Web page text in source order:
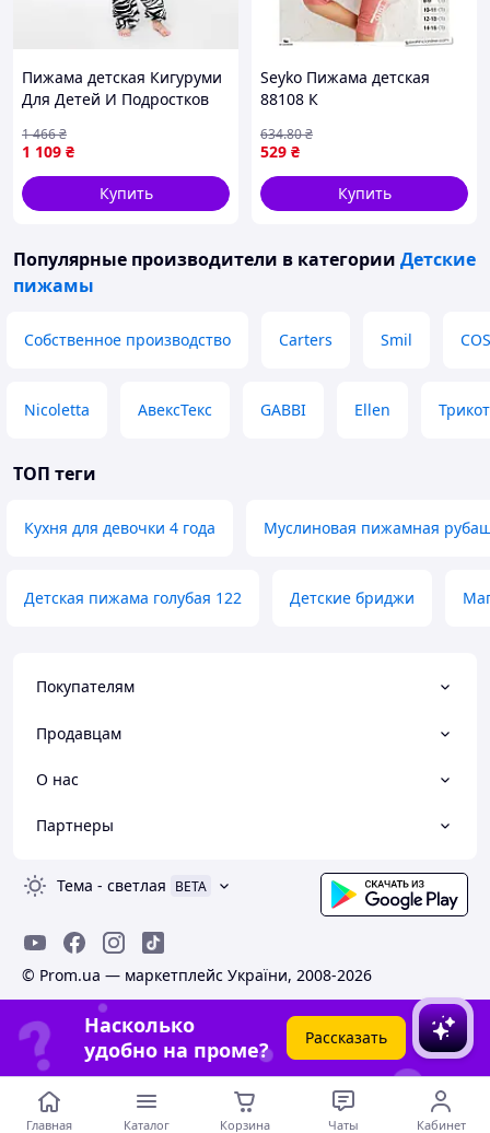
Пижама детская Кигуруми
Для Детей И Подростков
Kigurumi Adver Піжама
дитяча Кігурумі Для Дітей І
Підлітків Зебра
1 109 ₴
1 466₴
Купить
Seyko Пижама детская
88108 К
529 ₴
634.80₴
Купить
Популярные производители в категории Детские
пижамы
Собственное производство Carters Smil
Nicoletta АвексТекс GABBI Ellen
ТОП теги
Кухня для девочки 4 года Муслиновая пижамная
Детская пижама голубая 122 Детские бриджи
Покупателям
Продавцам
О нас
Партнеры
Тема - светлая BETA
© Prom.ua — маркетплейс України, 2008-2026
Насколько
удобно на проме?
Рассказать
Главная Каталог Корзина Чаты Кабинет